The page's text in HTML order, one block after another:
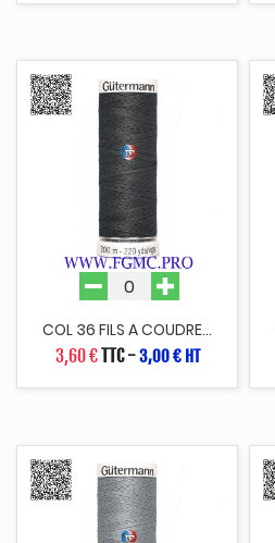
COL 36 FILS A COUDRE...
3,60 €TTC-3,00 € HT